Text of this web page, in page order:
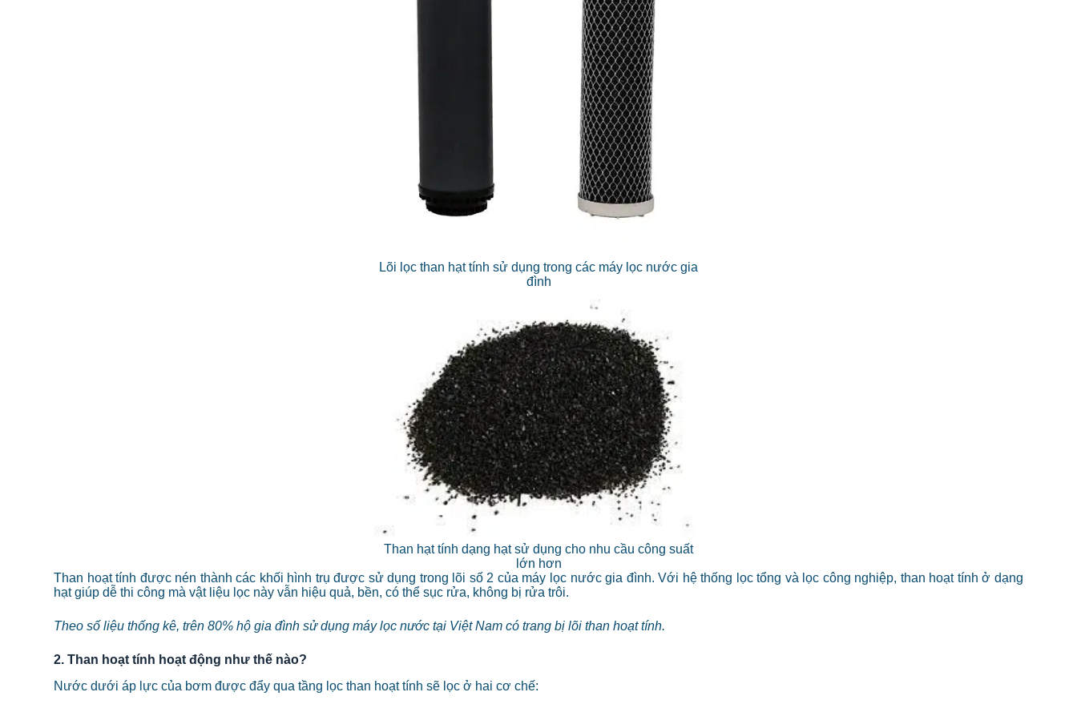
Lõi lọc than hạt tính sử dụng trong các máy lọc nước gia
đình
Than hạt tính dạng hạt sử dụng cho nhu cầu công suất
lớn hơn
Than hoạt tính được nén thành các khối hình trụ được sử dụng trong lõi số 2 của máy lọc nước gia đình. Với hệ thống lọc tổng và lọc công nghiệp, than hoạt tính ở dạng
hạt giúp dễ thi công mà vật liệu lọc này vẫn hiệu quả, bền, có thể sục rửa, không bị rửa trôi.
Theo số liệu thống kê, trên 80% hộ gia đình sử dụng máy lọc nước tại Việt Nam có trang bị lõi than hoạt tính.
2. Than hoạt tính hoạt động như thế nào?
Nước dưới áp lực của bơm được đẩy qua tầng lọc than hoạt tính sẽ lọc ở hai cơ chế: